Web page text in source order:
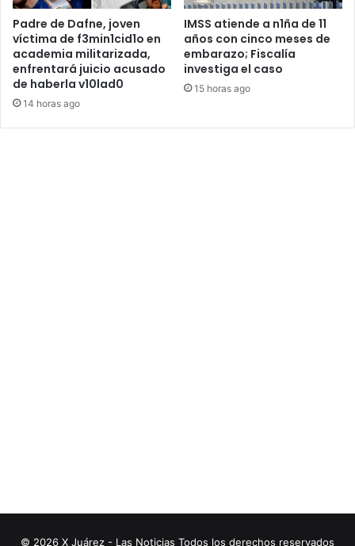
Padre de Dafne, joven
víctima de f3min1cid1o en
academia militarizada,
enfrentará juicio acusado
de haberla v10lad0
14 horas ago
IMSS atiende a n1ña de 11
años con cinco meses de
embarazo; Fiscalía
investiga el caso
15 horas ago
© 2026 X Juárez - Las Noticias Todos los derechos reservados